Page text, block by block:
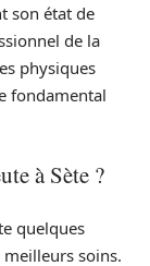
son état de
de la
physiques
fondamental
à Sète ?
quelques
meilleurs soins.